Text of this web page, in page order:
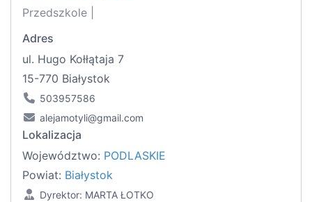
Przedszkole |
Adres
ul. Hugo Kołłątaja 7
15-770 Białystok
503957586
alejamotyli@gmail.com
Lokalizacja
Województwo: PODLASKIE
Powiat: Białystok
Dyrektor: MARTA ŁOTKO